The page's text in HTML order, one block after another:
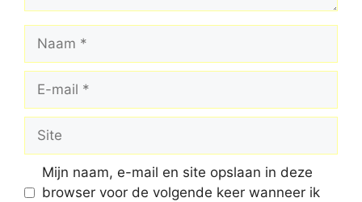
Naam
Site
Mijn naam, e-mail en site opslaan in deze
browser voor de volgende keer wanneer ik